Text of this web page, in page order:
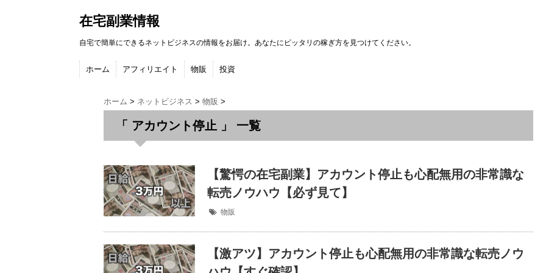
在宅副業情報
自宅で簡単にできるネットビジネスの情報をお届け。あなたにピッタリの稼ぎ方を見つけてください。
ホーム アフィリエイト 物販 投資
ホーム > ネットビジネス > 物販 >
「 アカウント停止 」 一覧
【驚愕の在宅副業】アカウント停止も心配無用の非常識な
転売ノウハウ【必ず見て】
物販
【激アツ】アカウント停止も心配無用の非常識な転売ノウ